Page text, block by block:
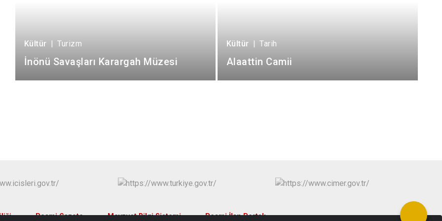
Kültür | Turizm
İnönü Savaşları Karargah Müzesi
Kültür | Tarih
Alaattin Camii
Resmi Gazete Mevzuat Bilgi Sistemi Resmi İlan Portalı